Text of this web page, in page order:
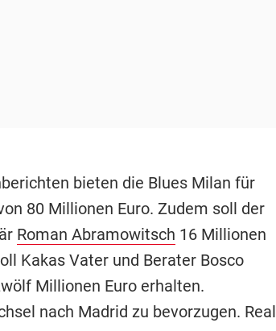
bieten die Blues Milan für
80 Millionen Euro. Zudem soll der
Roman Abramowitsch 16 Millionen
Kakas Vater und Berater Bosco
Millionen Euro erhalten.
nach Madrid zu bevorzugen. Real